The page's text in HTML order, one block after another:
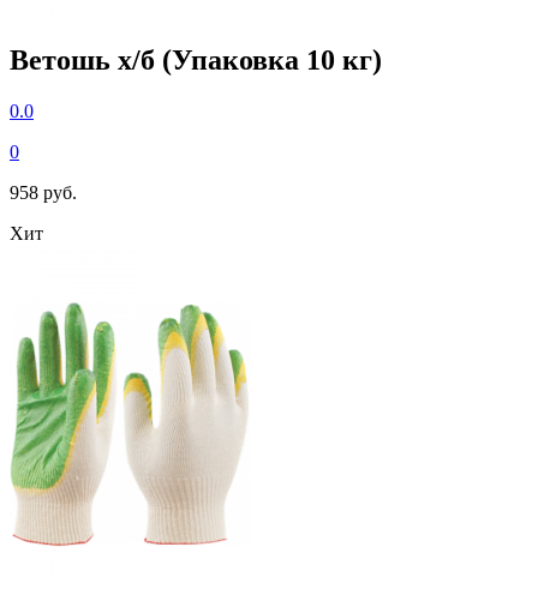
Ветошь х/б (Упаковка 10 кг)
0.0
0
958 руб.
Хит